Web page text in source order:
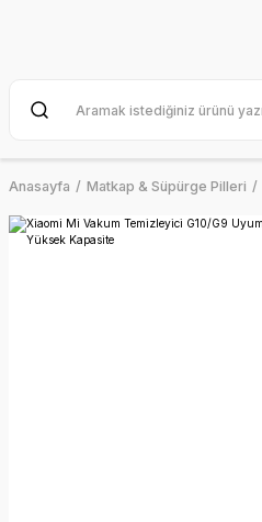
Anasayfa Matkap & Süpürge Pilleri